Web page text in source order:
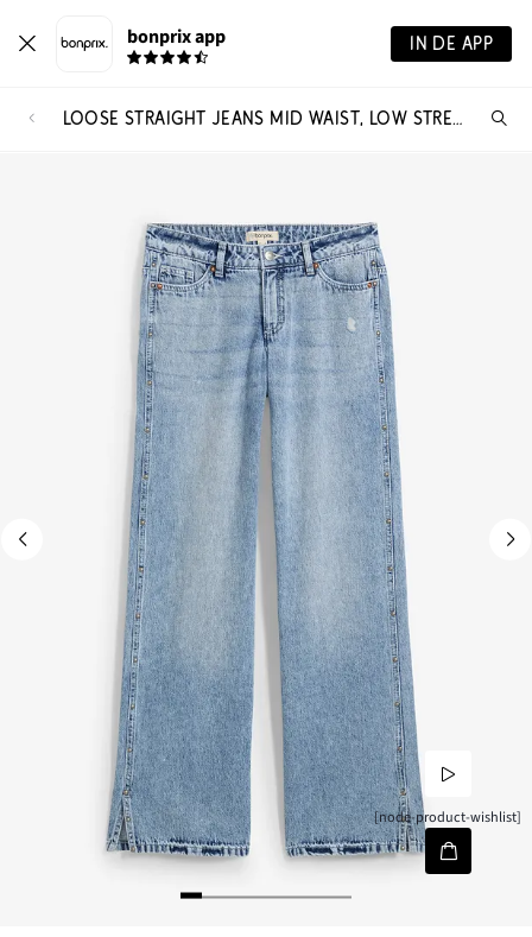
bonprix app IN DE APP
LOOSE STRAIGHT JEANS MID WAIST, LOW STRETCH
[node-product-wishlist]